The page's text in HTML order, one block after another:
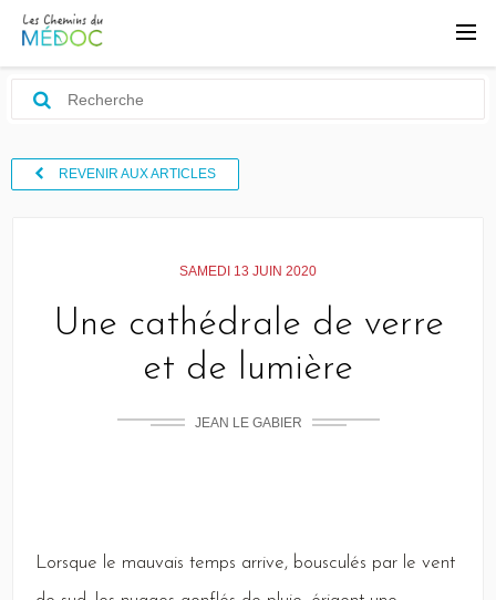
REVENIR AUX ARTICLES
SAMEDI 13 JUIN 2020
Une cathédrale de verre
et de lumière
JEAN LE GABIER
Lorsque le mauvais temps arrive, bousculés par le vent